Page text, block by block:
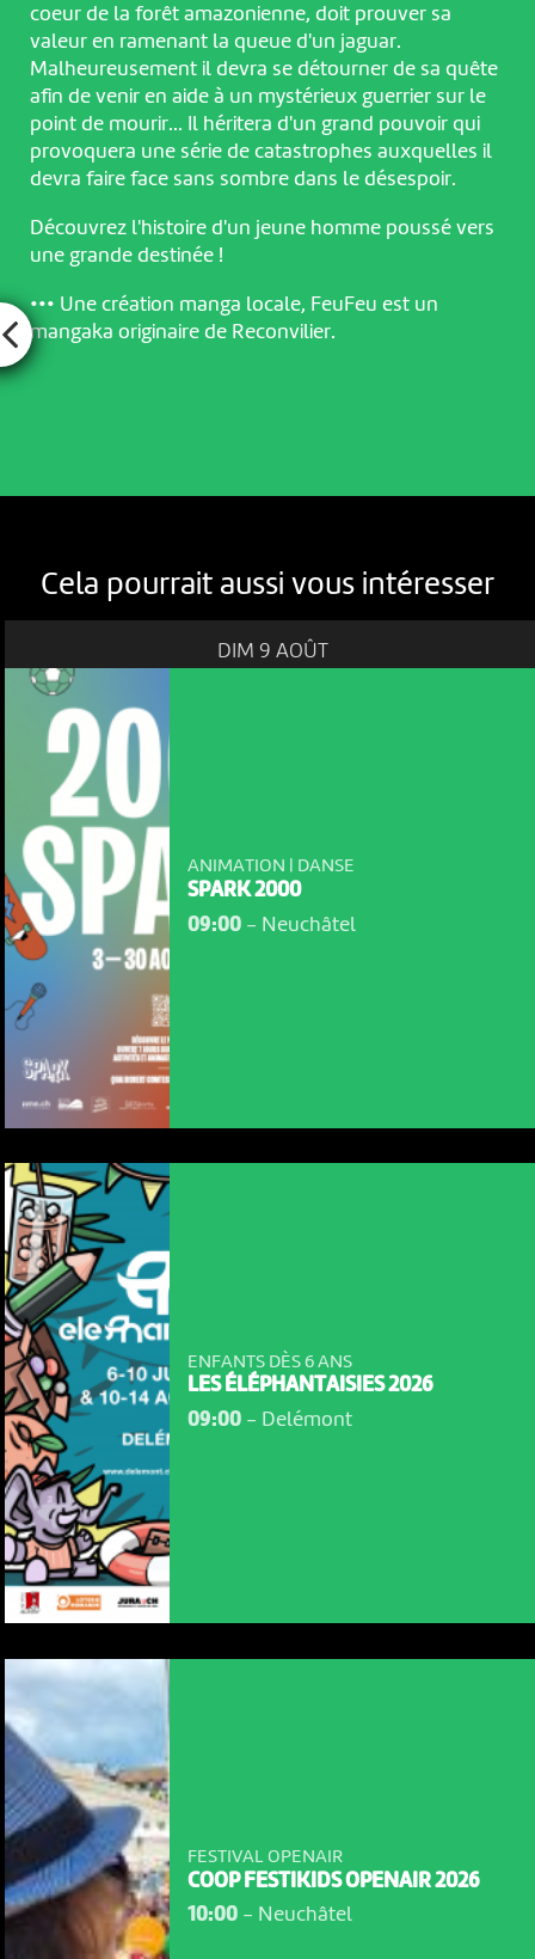
coeur de la forêt amazonienne, doit prouver sa
valeur en ramenant la queue d'un jaguar.
Malheureusement il devra se détourner de sa quête
afin de venir en aide à un mystérieux guerrier sur le
point de mourir... Il héritera d'un grand pouvoir qui
provoquera une série de catastrophes auxquelles il
devra faire face sans sombre dans le désespoir.
Découvrez l'histoire d'un jeune homme poussé vers
une grande destinée !
••• Une création manga locale, FeuFeu est un
mangaka originaire de Reconvilier.
Cela pourrait aussi vous intéresser
DIM 9 AOÛT
ANIMATION | DANSE
SPARK 2000
09:00- Neuchâtel
ENFANTS DÈS 6 ANS
LES ÉLÉPHANTAISIES 2026
09:00- Delémont
FESTIVAL OPENAIR
COOP FESTIKIDS OPENAIR 2026
10:00- Neuchâtel